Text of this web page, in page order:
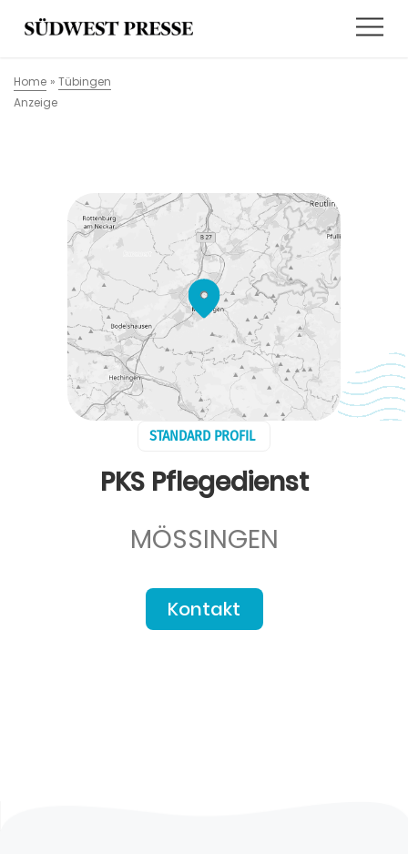
Home » Tübingen
Anzeige
STANDARD PROFIL
PKS Pflegedienst
MÖSSINGEN
Kontakt